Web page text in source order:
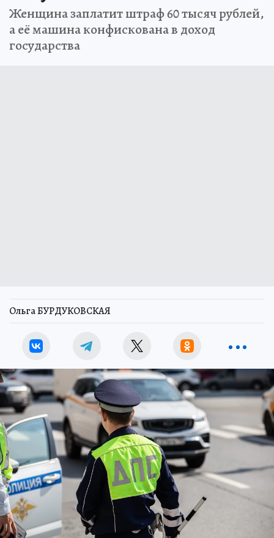
Женщина заплатит штраф 60 тысяч рублей,
а её машина конфискована в доход
государства
Ольга БУРДУКОВСКАЯ